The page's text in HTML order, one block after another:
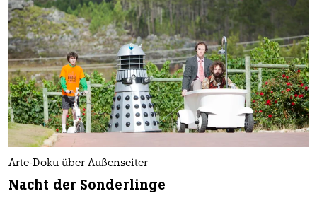
Arte-Doku über Außenseiter
Nacht der Sonderlinge